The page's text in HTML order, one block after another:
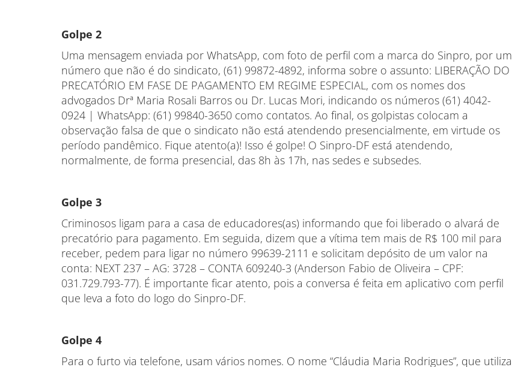
Golpe 2
Uma mensagem enviada por WhatsApp, com foto de perfil com a marca do Sinpro, por um
número que não é do sindicato, (61) 99872-4892, informa sobre o assunto: LIBERAÇÃO DO
PRECATÓRIO EM FASE DE PAGAMENTO EM REGIME ESPECIAL, com os nomes dos
advogados Drª Maria Rosali Barros ou Dr. Lucas Mori, indicando os números (61) 4042-
0924 | WhatsApp: (61) 99840-3650 como contatos. Ao final, os golpistas colocam a
observação falsa de que o sindicato não está atendendo presencialmente, em virtude os
período pandêmico. Fique atento(a)! Isso é golpe! O Sinpro-DF está atendendo,
normalmente, de forma presencial, das 8h às 17h, nas sedes e subsedes.
Golpe 3
Criminosos ligam para a casa de educadores(as) informando que foi liberado o alvará de
precatório para pagamento. Em seguida, dizem que a vítima tem mais de R$ 100 mil para
receber, pedem para ligar no número 99639-2111 e solicitam depósito de um valor na
conta: NEXT 237 – AG: 3728 – CONTA 609240-3 (Anderson Fabio de Oliveira – CPF:
031.729.793-77). É importante ficar atento, pois a conversa é feita em aplicativo com perfil
que leva a foto do logo do Sinpro-DF.
Golpe 4
Para o furto via telefone, usam vários nomes. O nome “Cláudia Maria Rodrigues”, que utiliza